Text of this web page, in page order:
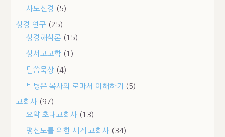
사도신경 (5)
성경 연구 (25)
성경해석론 (15)
성서고고학 (1)
말씀묵상 (4)
박병은 목사의 로마서 이해하기 (5)
교회사 (97)
요약 초대교회사 (13)
평신도를 위한 세계 교회사 (34)